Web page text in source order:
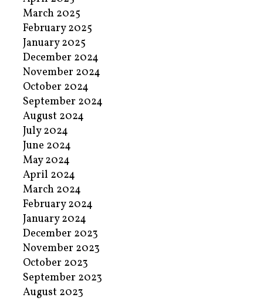
March 2025
February 2025
January 2025
December 2024
November 2024
October 2024
September 2024
August 2024
July 2024
June 2024
May 2024
April 2024
March 2024
February 2024
January 2024
December 2023
November 2023
October 2023
September 2023
August 2023